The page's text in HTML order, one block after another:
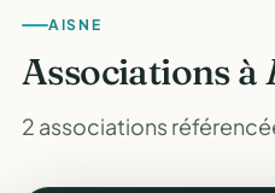
AISNE
Associations à
2 associations